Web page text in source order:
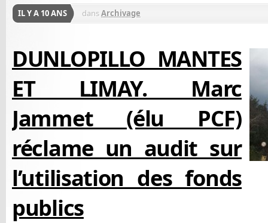
IL Y A 10 ANS dansArchivage
DUNLOPILLO MANTES
ET LIMAY. Marc
Jammet (élu PCF)
réclame un audit sur
l’utilisation des fonds
publics